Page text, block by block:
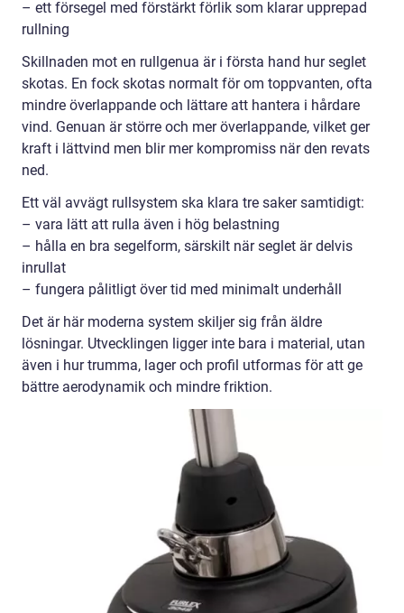
– ett försegel med förstärkt förlik som klarar upprepad
rullning
Skillnaden mot en rullgenua är i första hand hur seglet
skotas. En fock skotas normalt för om toppvanten, ofta
mindre överlappande och lättare att hantera i hårdare
vind. Genuan är större och mer överlappande, vilket ger
kraft i lättvind men blir mer kompromiss när den revats
ned.
Ett väl avvägt rullsystem ska klara tre saker samtidigt:
– vara lätt att rulla även i hög belastning
– hålla en bra segelform, särskilt när seglet är delvis
inrullat
– fungera pålitligt över tid med minimalt underhåll
Det är här moderna system skiljer sig från äldre
lösningar. Utvecklingen ligger inte bara i material, utan
även i hur trumma, lager och profil utformas för att ge
bättre aerodynamik och mindre friktion.